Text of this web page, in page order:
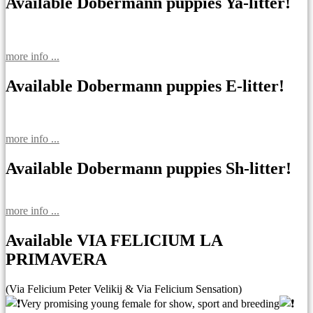
more info ...
Available Dobermann puppies E-litter!
more info ...
Available Dobermann puppies Sh-litter!
more info ...
Available VIA FELICIUM LA
PRIMAVERA
(Via Felicium Peter Velikij & Via Felicium Sensation)
Very promising young female for show, sport and breeding